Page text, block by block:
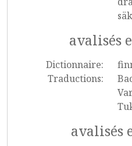
avalisés
Dictionnaire:
Traductions:
avalisés